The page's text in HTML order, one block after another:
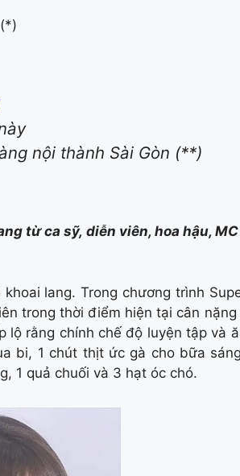
nội thành Sài Gòn (**)
từ ca sỹ, diễn viên, hoa hậu,
lang. Trong chương trình
trong thời điểm hiện tại cân
lộ rằng chính chế độ luyện tập và
bi, 1 chút thịt ức gà cho bữa
1 quả chuối và 3 hạt óc chó.